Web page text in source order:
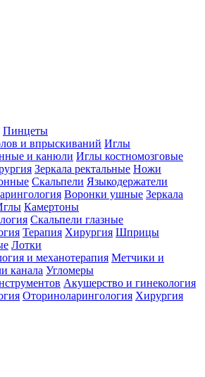
Пинцеты
и впрыскиваний Иглы
и канюли Иглы костномозговые
Зеркала ректальные Ножи
Скальпели Языкодержатели
Воронки ушные Зеркала
Камертоны
Скальпели глазные
Терапия Хирургия Шприцы
Лотки
и механотерапия Метчики и
канала Угломеры
Акушерство и гинекология
Оториноларингология Хирургия